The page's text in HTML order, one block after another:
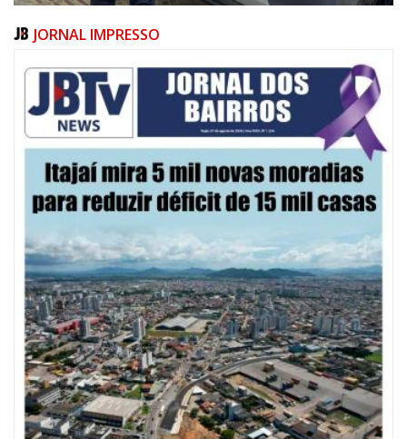
08/08/2026 | 07:00
20 anos da Lei Maria da Penha: mais de 400 mulheres vítimas de violência
doméstica são acompanhadas pela Guarda Municipal
BALNEÁRIO CAMBORIÚ
JORNAL IMPRESSO